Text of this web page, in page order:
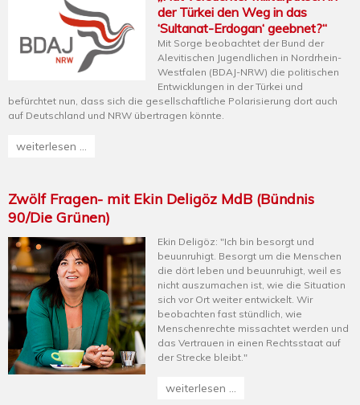
der Türkei den Weg in das
‘Sultanat-Erdogan‘ geebnet?“
Mit Sorge beobachtet der Bund der
Alevitischen Jugendlichen in Nordrhein-
Westfalen (BDAJ-NRW) die politischen
Entwicklungen in der Türkei und
befürchtet nun, dass sich die gesellschaftliche Polarisierung dort auch
auf Deutschland und NRW übertragen könnte.
weiterlesen ...
Zwölf Fragen- mit Ekin Deligöz MdB (Bündnis
90/Die Grünen)
Ekin Deligöz: "Ich bin besorgt und
beuunruhigt. Besorgt um die Menschen
die dört leben und beuunruhigt, weil es
nicht auszumachen ist, wie die Situation
sich vor Ort weiter entwickelt. Wir
beobachten fast stündlich, wie
Menschenrechte missachtet werden und
das Vertrauen in einen Rechtsstaat auf
der Strecke bleibt."
weiterlesen ...